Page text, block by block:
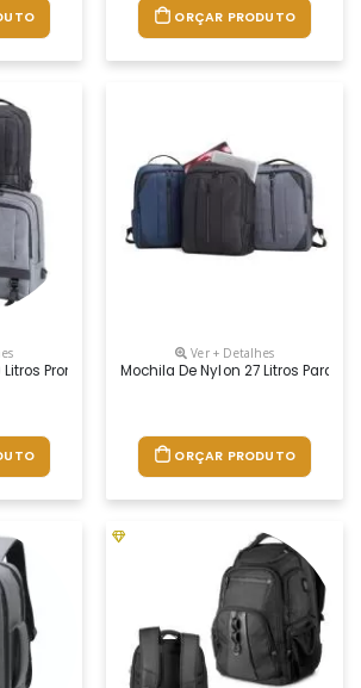
ORÇAR PRODUTO
Promocional
Ver + Detalhes
Mochila De Nylon 27 Litros Para
ORÇAR PRODUTO